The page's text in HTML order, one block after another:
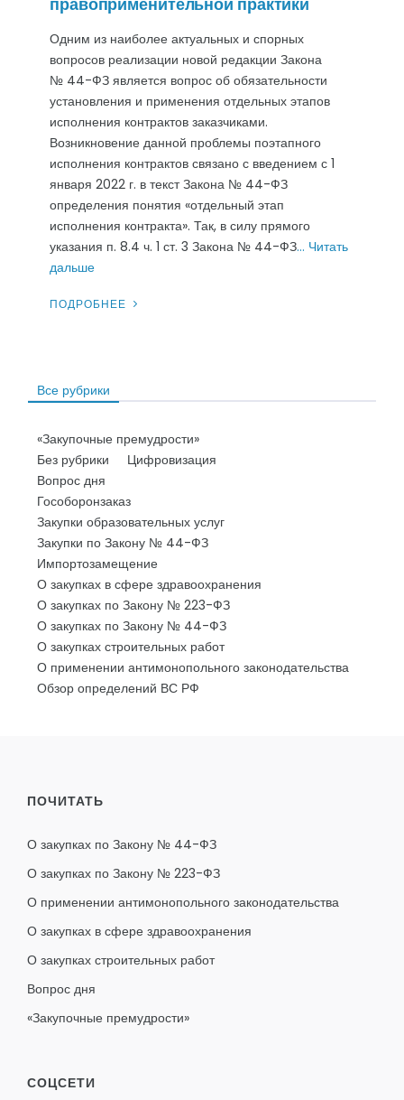
Одним из наиболее актуальных и спорных
вопросов реализации новой редакции Закона
№ 44-ФЗ является вопрос об обязательности
установления и применения отдельных этапов
исполнения контрактов заказчиками.
Возникновение данной проблемы поэтапного
исполнения контрактов связано с введением с 1
января 2022 г. в текст Закона № 44-ФЗ
определения понятия «отдельный этап
исполнения контракта». Так, в силу прямого
указания п. 8.4 ч. 1 ст. 3 Закона № 44-ФЗ… Читать
дальше
ПОДРОБНЕЕ
Все рубрики
«Закупочные премудрости»
Без рубрики
Цифровизация
Вопрос дня
Гособоронзаказ
Закупки образовательных услуг
Закупки по Закону № 44-ФЗ
Импортозамещение
О закупках в сфере здравоохранения
О закупках по Закону № 223-ФЗ
О закупках по Закону № 44-ФЗ
О закупках строительных работ
О применении антимонопольного законодательства
Обзор определений ВС РФ
ПОЧИТАТЬ
О закупках по Закону № 44-ФЗ
О закупках по Закону № 223-ФЗ
О применении антимонопольного законодательства
О закупках в сфере здравоохранения
О закупках строительных работ
Вопрос дня
«Закупочные премудрости»
СОЦСЕТИ